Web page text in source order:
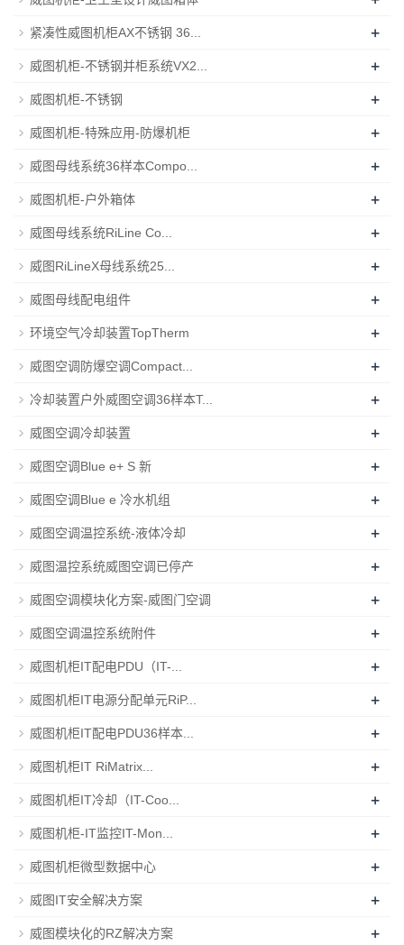
紧凑性威图机柜AX不锈钢 36... +
威图机柜-不锈钢并柜系统VX2... +
威图机柜-不锈钢 +
威图机柜-特殊应用-防爆机柜 +
威图母线系统36样本Compo... +
威图机柜-户外箱体 +
威图母线系统RiLine Co... +
威图RiLineX母线系统25... +
威图母线配电组件 +
环境空气冷却装置TopTherm +
威图空调防爆空调Compact... +
冷却装置户外威图空调36样本T... +
威图空调冷却装置 +
威图空调Blue e+ S 新 +
威图空调Blue e 冷水机组 +
威图空调温控系统-液体冷却 +
威图温控系统威图空调已停产 +
威图空调模块化方案-威图门空调 +
威图空调温控系统附件 +
威图机柜IT配电PDU（IT-... +
威图机柜IT电源分配单元RiP... +
威图机柜IT配电PDU36样本... +
威图机柜IT RiMatrix... +
威图机柜IT冷却（IT-Coo... +
威图机柜-IT监控IT-Mon... +
威图机柜微型数据中心 +
威图IT安全解决方案 +
威图模块化的RZ解决方案 +